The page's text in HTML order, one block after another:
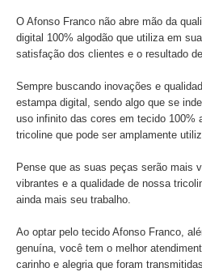
O Afonso Franco não abre mão da
digital 100% algodão que utiliza em
satisfação dos clientes e o resultado
Sempre buscando inovações e
estampa digital, sendo algo que se
uso infinito das cores em tecido 100%
tricoline que pode ser amplamente
Pense que as suas peças serão mais
vibrantes e a qualidade de nossa
ainda mais seu trabalho.
Ao optar pelo tecido Afonso Franco,
genuína, você tem o melhor
carinho e alegria que foram